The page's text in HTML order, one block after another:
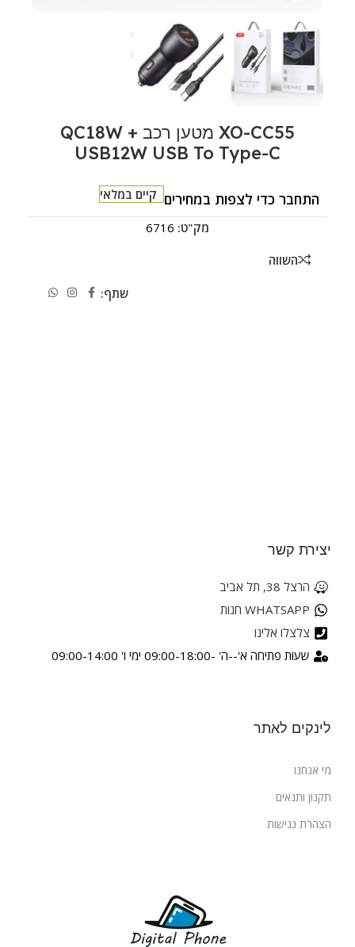
XO-CC55 מטען רכב QC18W +
USB12W USB To Type-C
התחבר כדי לצפות במחירים קיים במלאי
מק"ט: 6716
השווה
שתף:
יצירת קשר
הרצל 38, תל אביב
WHATSAPP חנות
צלצלו אלינו
שעות פתיחה א'--ה' -09:00-18:00 ימי ו' 09:00-14:00
לינקים לאתר
מי אנחנו
תקנון ותנאים
הצהרת נגישות